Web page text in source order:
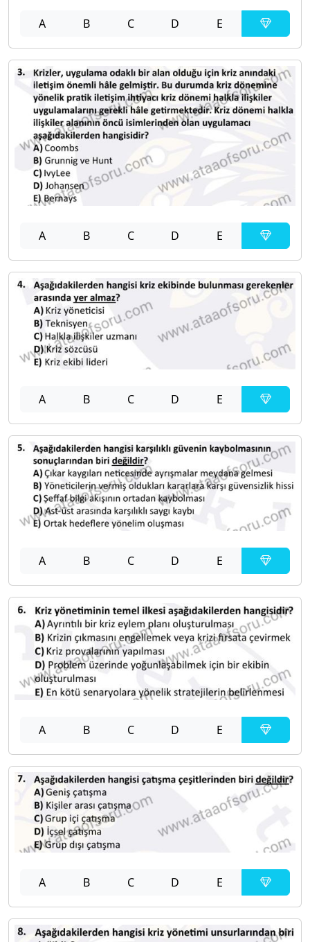
A B C D E
A B C D E
A B C D E
A B C D E
A B C D E
A B C D E